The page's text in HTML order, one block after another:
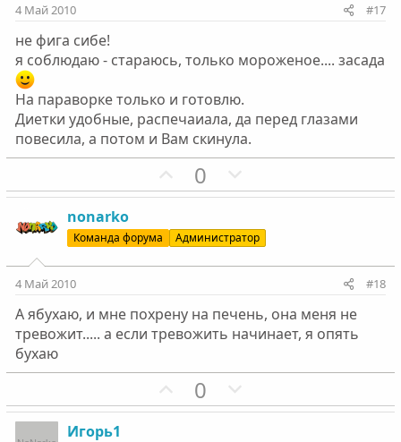
н
ы
й
г
о
л
с
н
ы
г
о
л
с
4 Май 2010 #17
не фига сибе!
я соблюдаю - стараюсь, только мороженое.... засада
На параворке только и готовлю.
Диетки удобные, распечаиала, да перед глазами
повесила, а потом и Вам скинула.
П
о
и
т
н
ы
й
о
0
е
а
т
н
ы
й
о
nonarko
Команда форума Администратор
4 Май 2010 #18
А ябухаю, и мне похрену на печень, она меня не
тревожит..... а если тревожить начинает, я опять
бухаю
П
о
0
е
Игорь1